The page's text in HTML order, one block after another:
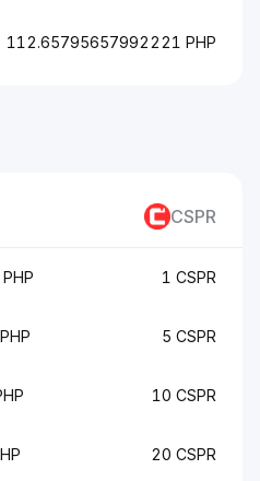
112.65795657992221 PHP
CSPR
1 CSPR
5 CSPR
10 CSPR
20 CSPR